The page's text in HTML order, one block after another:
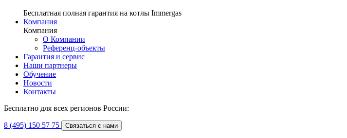
Бесплатная полная гарантия на котлы Immergas
Компания
Компания
О Компании
Референц-объекты
Гарантия и сервис
Наши партнеры
Обучение
Новости
Контакты
Бесплатно для всех регионов России:
8 (495) 150 57 75 Связаться с нами